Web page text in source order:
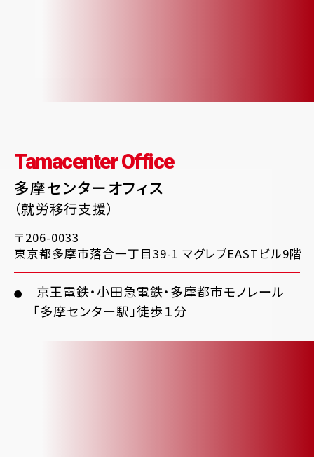
Tamacenter Office
多摩センターオフィス
（就労移行支援）
〒206-0033
東京都多摩市落合一丁目39-1 マグレブEASTビル9階
●
京王電鉄・小田急電鉄・多摩都市モノレール
「多摩センター駅」徒歩１分